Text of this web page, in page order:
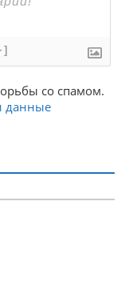
со спамом.
данные